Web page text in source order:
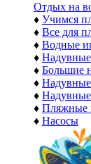
Отдых на
♦ Учимся
♦ Все для
♦ Водные
♦ Надувные
♦ Большие
♦
♦
♦ Пляжные
♦ Насосы